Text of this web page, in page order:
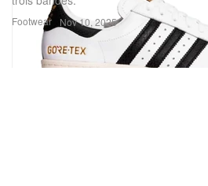
Footwear Nov 10, 2025